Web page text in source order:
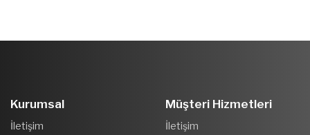
Kurumsal
İletişim
Müşteri Hizmetleri
İletişim